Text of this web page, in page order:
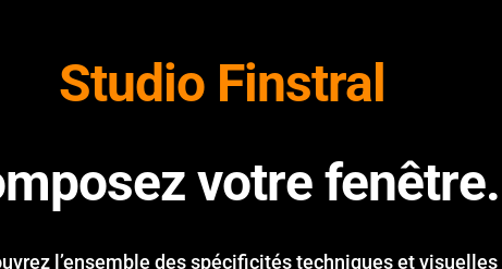
Studio Finstral
votre fenêtre.
l’ensemble des spécificités techniques et